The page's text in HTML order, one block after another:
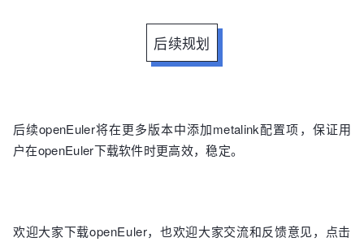
后续规划
后续openEuler将在更多版本中添加metalink配置项，保证用
户在openEuler下载软件时更高效，稳定。
欢迎大家下载openEuler，也欢迎大家交流和反馈意见，点击